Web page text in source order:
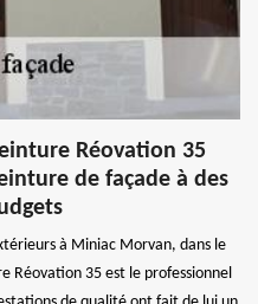
Réovation 35
de façade à des
à Miniac Morvan, dans le
Réovation 35 est le professionnel